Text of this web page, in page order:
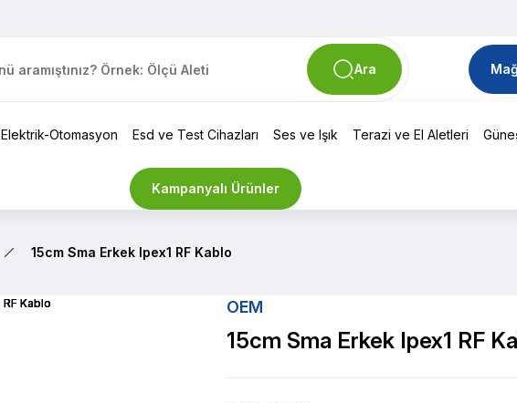
Ara
Elektrik-Otomasyon Esd ve Test Cihazları Ses ve Işık Terazi ve El Aletleri
Kampanyalı Ürünler
15cm Sma Erkek Ipex1 RF Kablo
OEM
15cm Sma Erkek Ipex1 RF